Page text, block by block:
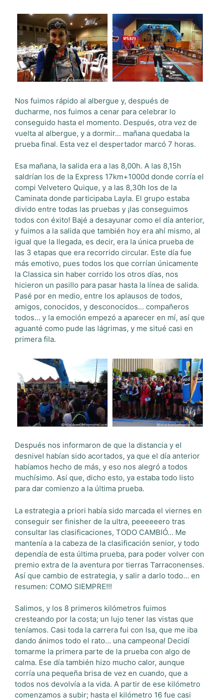
Nos fuimos rápido al albergue y, después de
ducharme, nos fuimos a cenar para celebrar lo
conseguido hasta el momento. Después, otra vez de
vuelta al albergue, y a dormir… mañana quedaba la
prueba final. Esta vez el despertador marcó 7 horas.
Esa mañana, la salida era a las 8,00h. A las 8,15h
saldrían los de la Express 17km+1000d donde corría el
compi Velvetero Quique, y a las 8,30h los de la
Caminata donde participaba Layla. El grupo estaba
divido entre todas las pruebas y ¡las conseguimos
todos con éxito! Bajé a desayunar como el día anterior,
y fuimos a la salida que también hoy era ahí mismo, al
igual que la llegada, es decir, era la única prueba de
las 3 etapas que era recorrido circular. Este día fue
más emotivo, pues todos los que corrían únicamente
la Classica sin haber corrido los otros días, nos
hicieron un pasillo para pasar hasta la línea de salida.
Pasé por en medio, entre los aplausos de todos,
amigos, conocidos, y desconocidos… compañeros
todos… y la emoción empezó a aparecer en mí, así que
aguanté como pude las lágrimas, y me situé casi en
primera fila.
Después nos informaron de que la distancia y el
desnivel habían sido acortados, ya que el día anterior
habíamos hecho de más, y eso nos alegró a todos
muchísimo. Así que, dicho esto, ya estaba todo listo
para dar comienzo a la última prueba.
La estrategia a priori había sido marcada el viernes en
conseguir ser finisher de la ultra, peeeeeero tras
consultar las clasificaciones, TODO CAMBIÓ… Me
mantenía a la cabeza de la clasificación senior, y todo
dependía de esta última prueba, para poder volver con
premio extra de la aventura por tierras Tarraconenses.
Así que cambio de estrategia, y salir a darlo todo… en
resumen: COMO SIEMPRE!!!
Salimos, y los 8 primeros kilómetros fuimos
cresteando por la costa; un lujo tener las vistas que
teníamos. Casi toda la carrera fui con Isa, que me iba
dando ánimos todo el rato… una campeona! Decidí
tomarme la primera parte de la prueba con algo de
calma. Ese día también hizo mucho calor, aunque
corría una pequeña brisa de vez en cuando, que a
todos nos devolvía a la vida. A partir de ese kilómetro
comenzamos a subir; hasta el kilómetro 16 fue casi